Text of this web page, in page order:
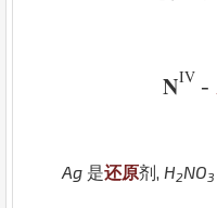
NIV -
Ag 是还原剂, H2NO3